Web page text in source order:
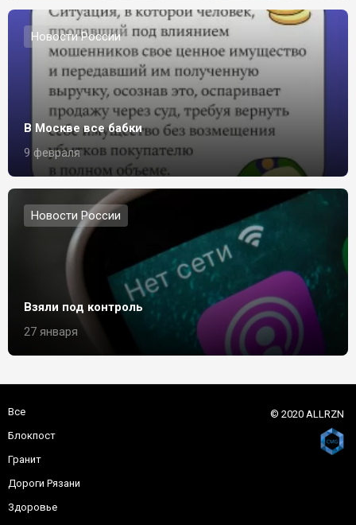
Новости России
В Москве все бабки
9 февраля
Новости России
Взяли под контроль
27 января
Все
Блокпост
Гранит
Дороги Рязани
Здоровье
© 2020 ALLRZN